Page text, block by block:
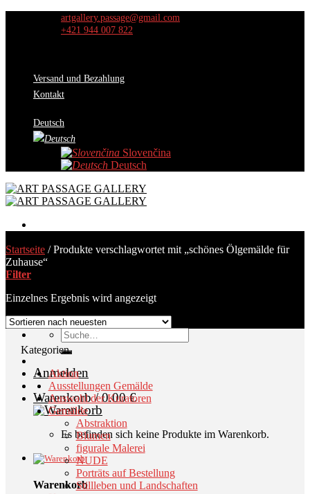
artgallery.passage@gmail.com
+421 944 007 822
Versand und Bezahlung
Kontakt
Deutsch
Slovenčina
Deutsch
Werke
Auswahl der Kuratoren
Ausstellungen
Suche
nach:
Anmelden
Warenkorb /0.00€
Es befinden sich keine Produkte im Warenkorb.
Warenkorb
Startseite /Produkte verschlagwortet mit „schönes Ölgemälde für
Zuhause“
Filter
Einzelnes Ergebnis wird angezeigt
Kategorien
Aktion
Ausstellungen Gemälde
Auswahl der Kuratoren
Gemälde
Abstraktion
Blumen
figurale Malerei
NUDE
Porträts auf Bestellung
Stillleben und Landschaften